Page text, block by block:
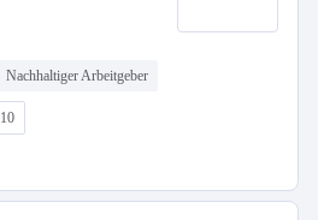
Nachhaltiger Arbeitgeber
10